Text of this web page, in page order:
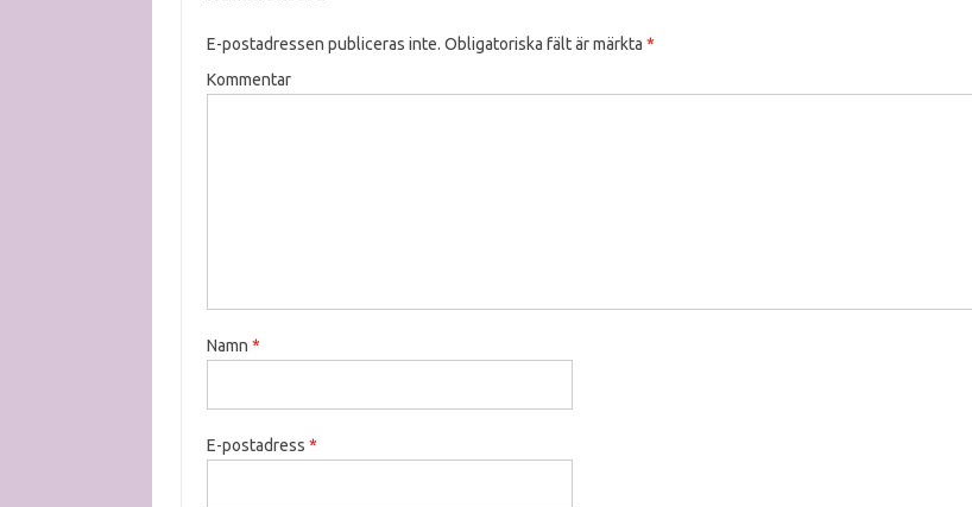
E-postadressen publiceras inte. Obligatoriska fält är märkta *
Kommentar
Namn *
E-postadress *